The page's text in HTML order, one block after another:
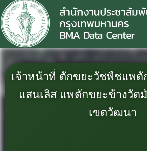
เจ้าหน้าที่ ตักขยะวัชพืชแพดั
แสนเลิส แพดักขยะข้างวัด
เขตวัฒนา